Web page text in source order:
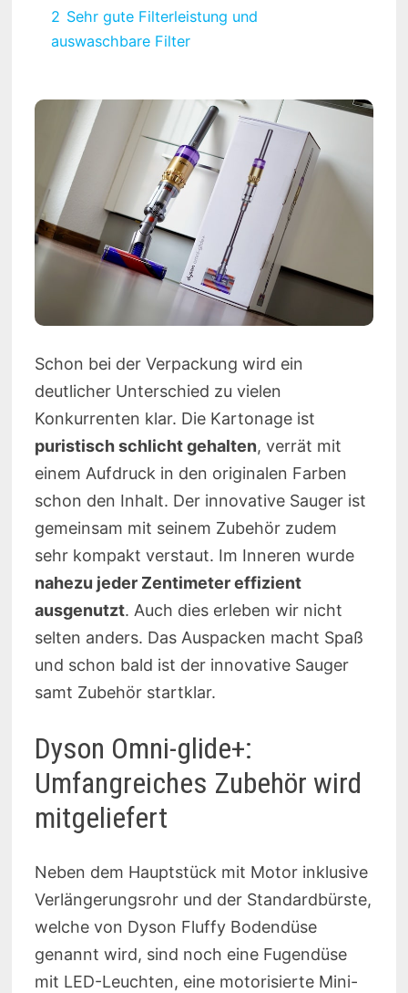
2 Sehr gute Filterleistung und
auswaschbare Filter
Schon bei der Verpackung wird ein
deutlicher Unterschied zu vielen
Konkurrenten klar. Die Kartonage ist
puristisch schlicht gehalten, verrät mit
einem Aufdruck in den originalen Farben
schon den Inhalt. Der innovative Sauger ist
gemeinsam mit seinem Zubehör zudem
sehr kompakt verstaut. Im Inneren wurde
nahezu jeder Zentimeter effizient
ausgenutzt. Auch dies erleben wir nicht
selten anders. Das Auspacken macht Spaß
und schon bald ist der innovative Sauger
samt Zubehör startklar.
Dyson Omni-glide+:
Umfangreiches Zubehör wird
mitgeliefert
Neben dem Hauptstück mit Motor inklusive
Verlängerungsrohr und der Standardbürste,
welche von Dyson Fluffy Bodendüse
genannt wird, sind noch eine Fugendüse
mit LED-Leuchten, eine motorisierte Mini-